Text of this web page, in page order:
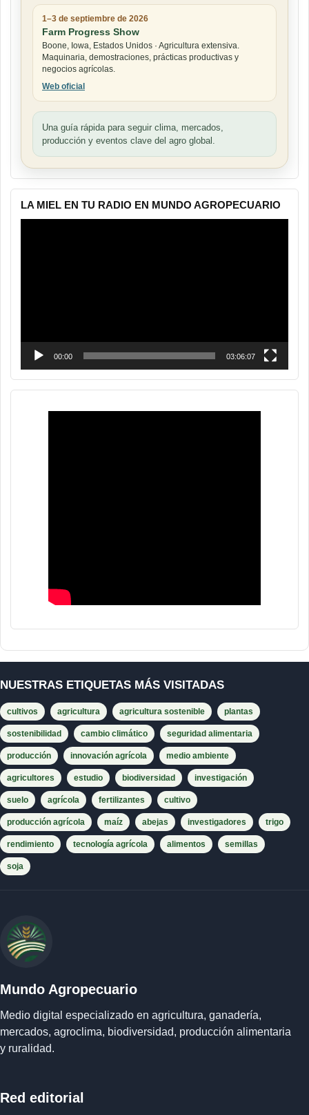
1–3 de septiembre de 2026
Farm Progress Show
Boone, Iowa, Estados Unidos · Agricultura extensiva.
Maquinaria, demostraciones, prácticas productivas y
negocios agrícolas.
Web oficial
Una guía rápida para seguir clima, mercados,
producción y eventos clave del agro global.
LA MIEL EN TU RADIO EN MUNDO AGROPECUARIO
00:00 03:06:07
NUESTRAS ETIQUETAS MÁS VISITADAS
cultivos agricultura agricultura sostenible plantas
sostenibilidad cambio climático seguridad alimentaria
producción innovación agrícola medio ambiente
agricultores estudio biodiversidad investigación
suelo agrícola fertilizantes cultivo
producción agrícola maíz abejas investigadores trigo
rendimiento tecnología agrícola alimentos semillas
soja
Mundo Agropecuario
Medio digital especializado en agricultura, ganadería,
mercados, agroclima, biodiversidad, producción alimentaria
y ruralidad.
Red editorial